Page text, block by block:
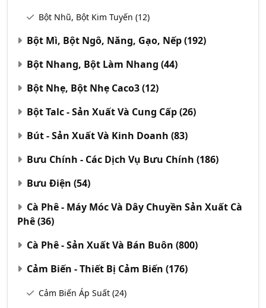
Bột Nhũ, Bột Kim Tuyến (12)
Bột Mì, Bột Ngô, Năng, Gạo, Nếp(192)
Bột Nhang, Bột Làm Nhang (44)
Bột Nhẹ, Bột Nhẹ Caco3(12)
Bột Talc - Sản Xuất Và Cung Cấp(26)
Bút - Sản Xuất Và Kinh Doanh (83)
Bưu Chính - Các Dịch Vụ Bưu Chính (186)
Bưu Điện (54)
Cà Phê - Máy Móc Và Dây Chuyền Sản Xuất Cà
Phê(36)
Cà Phê - Sản Xuất Và Bán Buôn (800)
Cảm Biến - Thiết Bị Cảm Biến (176)
Cảm Biến Áp Suất (24)